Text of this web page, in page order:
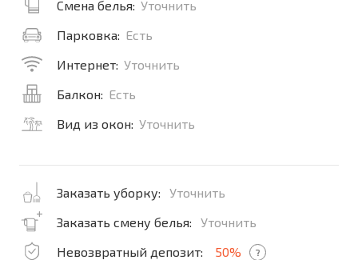
Смена белья: Уточнить
Парковка: Есть
Интернет: Уточнить
Балкон: Есть
Вид из окон: Уточнить
Заказать уборку:
Уточнить
Заказать смену белья:
Уточнить
Невозвратный депозит:
50% ?